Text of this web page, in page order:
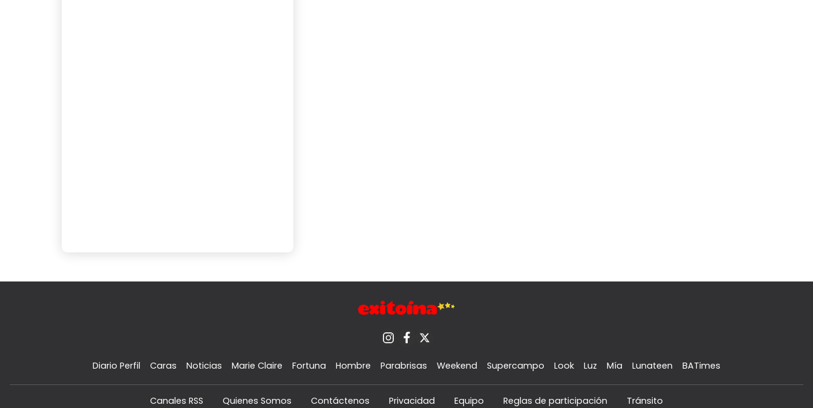
Diario Perfil Caras Noticias Marie Claire Fortuna Hombre Parabrisas Weekend Supercampo Look Luz Mía Lunateen BATimes
Canales RSS Quienes Somos Contáctenos Privacidad Equipo Reglas de participación Tránsito